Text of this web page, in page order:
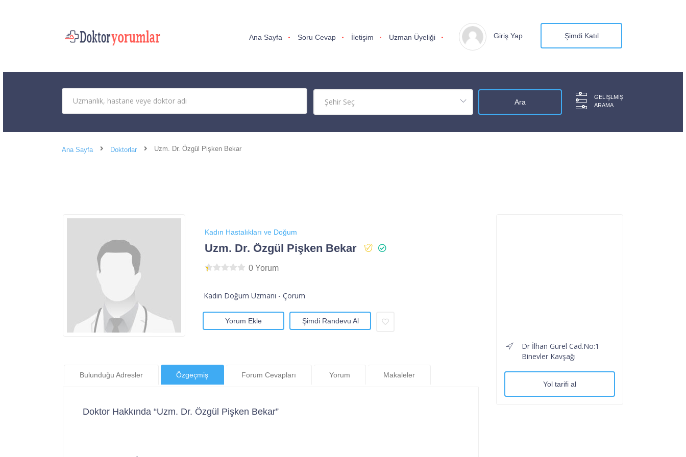
Ana Sayfa Soru Cevap İletişim Uzman Üyeliği Giriş Yap Şimdi Katıl
GELIŞLMIŞ
ARAMA
Ana Sayfa Doktorlar Uzm. Dr. Özgül Pişken Bekar
Kadın Hastalıkları ve Doğum
Uzm. Dr. Özgül Pişken Bekar
0 Yorum
Kadın Doğum Uzmanı - Çorum
Yorum Ekle Şimdi Randevu Al
Bulunduğu Adresler Özgeçmiş Forum Cevapları Yorum Makaleler
Doktor Hakkında “Uzm. Dr. Özgül Pişken Bekar”
Dr İlhan Gürel Cad.No:1
Binevler Kavşağı
Yol tarifi al